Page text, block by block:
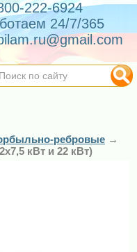
222-6924
24/7/365
ребровые →
кВт и 22 кВт)